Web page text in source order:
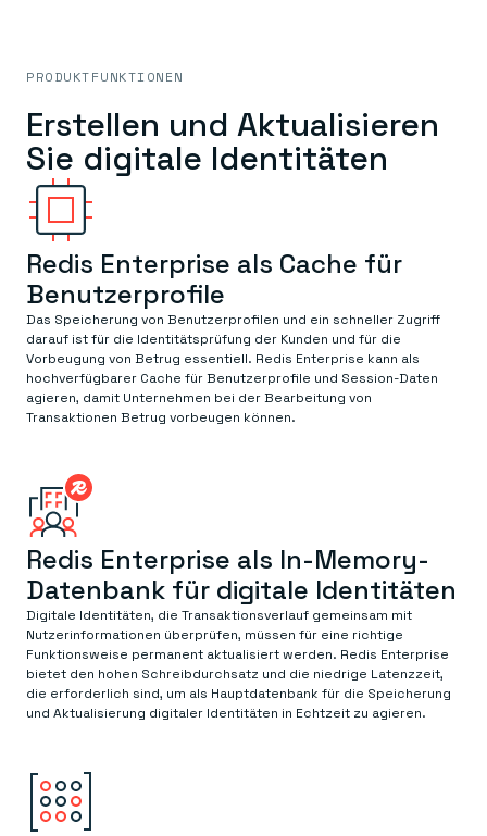
PRODUKTFUNKTIONEN
Erstellen und Aktualisieren
Sie digitale Identitäten
Redis Enterprise als Cache für
Benutzerprofile
Das Speicherung von Benutzerprofilen und ein schneller Zugriff
darauf ist für die Identitätsprüfung der Kunden und für die
Vorbeugung von Betrug essentiell. Redis Enterprise kann als
hochverfügbarer Cache für Benutzerprofile und Session-Daten
agieren, damit Unternehmen bei der Bearbeitung von
Transaktionen Betrug vorbeugen können.
Redis Enterprise als In-Memory-
Datenbank für digitale Identitäten
Digitale Identitäten, die Transaktionsverlauf gemeinsam mit
Nutzerinformationen überprüfen, müssen für eine richtige
Funktionsweise permanent aktualisiert werden. Redis Enterprise
bietet den hohen Schreibdurchsatz und die niedrige Latenzzeit,
die erforderlich sind, um als Hauptdatenbank für die Speicherung
und Aktualisierung digitaler Identitäten in Echtzeit zu agieren.